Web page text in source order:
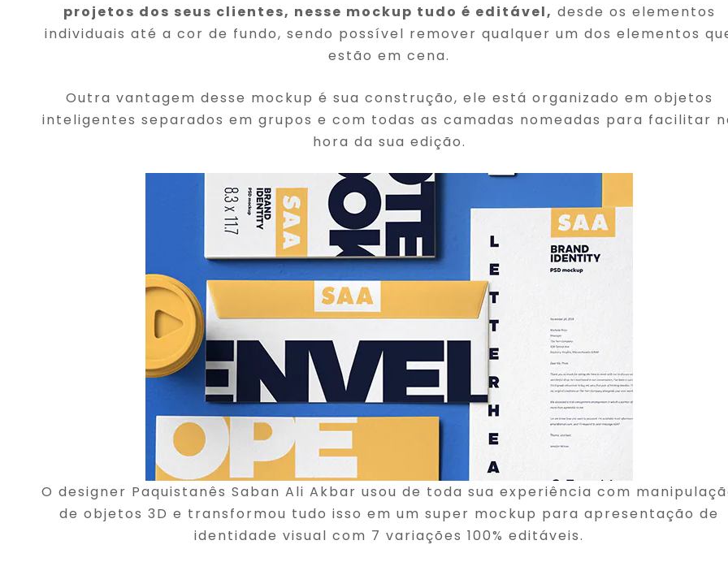
projetos dos seus clientes, nesse mockup tudo é editável, desde os elementos
individuais até a cor de fundo, sendo possível remover qualquer um dos elementos
estão em cena.
Outra vantagem desse mockup é sua construção, ele está organizado em objetos
inteligentes separados em grupos e com todas as camadas nomeadas para facilitar
hora da sua edição.
O designer Paquistanês Saban Ali Akbar usou de toda sua experiência com
de objetos 3D e transformou tudo isso em um super mockup para apresentação de
identidade visual com 7 variações 100% editáveis.